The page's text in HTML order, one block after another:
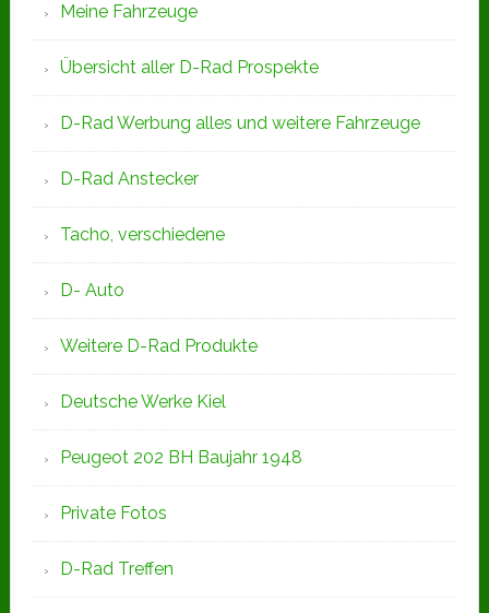
Meine Fahrzeuge
Übersicht aller D-Rad Prospekte
D-Rad Werbung alles und weitere Fahrzeuge
D-Rad Anstecker
Tacho, verschiedene
D- Auto
Weitere D-Rad Produkte
Deutsche Werke Kiel
Peugeot 202 BH Baujahr 1948
Private Fotos
D-Rad Treffen